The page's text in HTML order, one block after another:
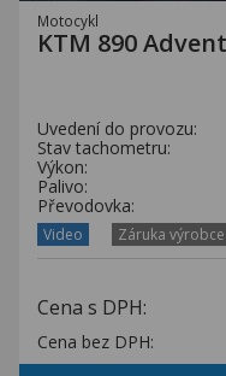
Motocykl
KTM 890
Uvedení do provozu:
Stav tachometru:
Výkon:
Palivo:
Převodovka:
Video Záruka výrobce
Cena s DPH:
Cena bez DPH: